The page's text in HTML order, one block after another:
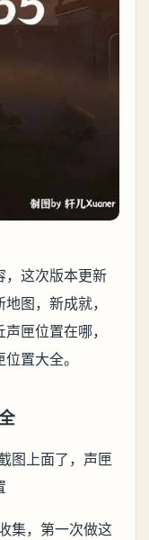
，这次版本更新
图，新成就，
匣位置在哪，
置大全。
图上面了，声匣
集，第一次做这